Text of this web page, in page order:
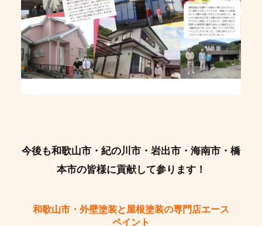
今後も和歌山市・紀の川市・岩出市・海南市・橋
本市の皆様に貢献して参ります！
和歌山市・外壁塗装と屋根塗装の専門店エース
ペイント